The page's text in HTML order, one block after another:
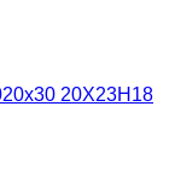
20Х23Н18